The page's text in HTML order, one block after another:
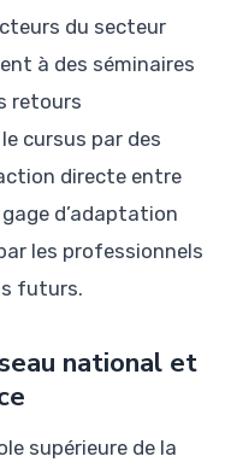
du secteur
à des séminaires
retours
cursus par des
directe entre
d’adaptation
les professionnels
futurs.
national et
supérieure de la